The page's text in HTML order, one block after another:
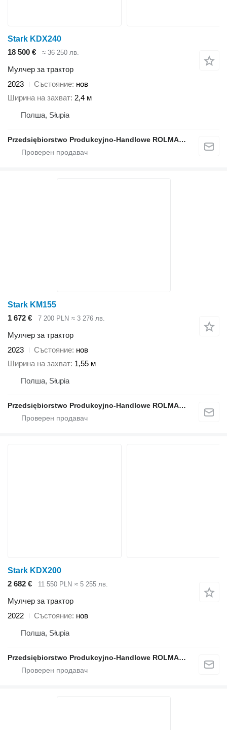
Stark KDX240
18 500 €
≈ 36 250 лв.
Мулчер за трактор
2023
Състояние нов
Ширина на захват 2,4 м
Полша, Słupia
Przedsiębiorstwo Produkcyjno-Handlowe ROLMAPOL Marcin Dziekan
Stark KM155
1 672 €
7 200 PLN ≈ 3 276 лв.
Мулчер за трактор
2023
Състояние нов
Ширина на захват 1,55 м
Полша, Słupia
Przedsiębiorstwo Produkcyjno-Handlowe ROLMAPOL Marcin Dziekan
Stark KDX200
2 682 €
11 550 PLN ≈ 5 255 лв.
Мулчер за трактор
2022
Състояние нов
Полша, Słupia
Przedsiębiorstwo Produkcyjno-Handlowe ROLMAPOL Marcin Dziekan